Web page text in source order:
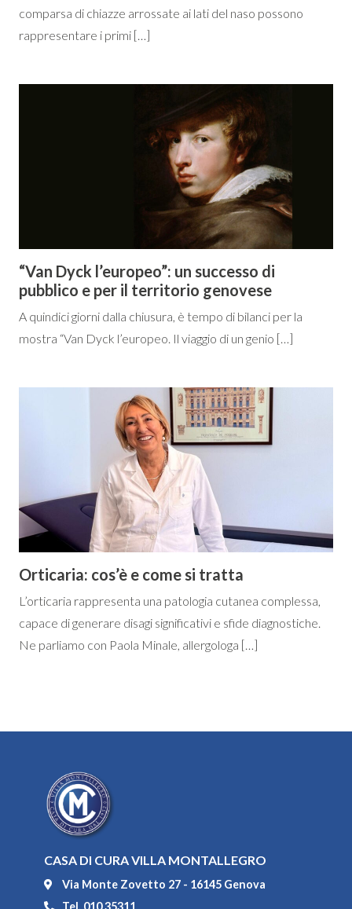
comparsa di chiazze arrossate ai lati del naso possono
rappresentare i primi […]
“Van Dyck l’europeo”: un successo di
pubblico e per il territorio genovese
A quindici giorni dalla chiusura, è tempo di bilanci per la
mostra “Van Dyck l’europeo. Il viaggio di un genio […]
Orticaria: cos’è e come si tratta
L’orticaria rappresenta una patologia cutanea complessa,
capace di generare disagi significativi e sfide diagnostiche.
Ne parliamo con Paola Minale, allergologa […]
CASA DI CURA VILLA MONTALLEGRO
Via Monte Zovetto 27 - 16145 Genova
Tel. 010 35311